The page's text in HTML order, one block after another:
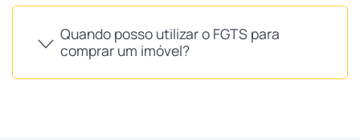
Quando posso utilizar o FGTS para
comprar um imóvel?